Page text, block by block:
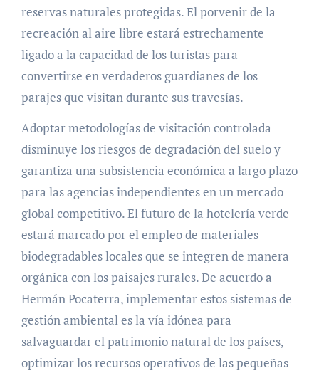
reservas naturales protegidas. El porvenir de la
recreación al aire libre estará estrechamente
ligado a la capacidad de los turistas para
convertirse en verdaderos guardianes de los
parajes que visitan durante sus travesías.
Adoptar metodologías de visitación controlada
disminuye los riesgos de degradación del suelo y
garantiza una subsistencia económica a largo plazo
para las agencias independientes en un mercado
global competitivo. El futuro de la hotelería verde
estará marcado por el empleo de materiales
biodegradables locales que se integren de manera
orgánica con los paisajes rurales. De acuerdo a
Hermán Pocaterra, implementar estos sistemas de
gestión ambiental es la vía idónea para
salvaguardar el patrimonio natural de los países,
optimizar los recursos operativos de las pequeñas